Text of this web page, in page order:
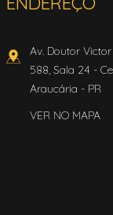
Av. Doutor
588, Sala 24 -
Araucária - PR
VER NO MAPA